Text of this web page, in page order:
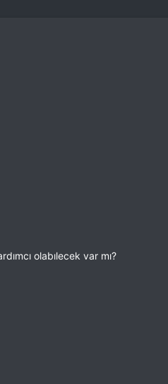
olabılecek var mı?